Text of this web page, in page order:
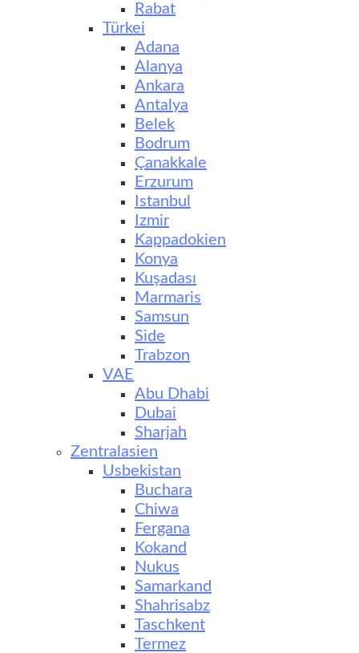
Rabat
Türkei
Adana
Alanya
Ankara
Antalya
Belek
Bodrum
Çanakkale
Erzurum
Istanbul
Izmir
Kappadokien
Konya
Kuşadası
Marmaris
Samsun
Side
Trabzon
VAE
Abu Dhabi
Dubai
Sharjah
Zentralasien
Usbekistan
Buchara
Chiwa
Fergana
Kokand
Nukus
Samarkand
Shahrisabz
Taschkent
Termez